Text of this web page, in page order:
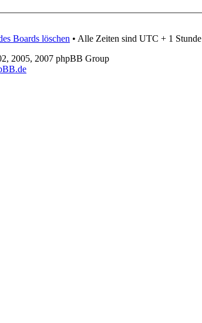
Boards löschen • Alle Zeiten sind UTC + 1 Stunde
2005, 2007 phpBB Group